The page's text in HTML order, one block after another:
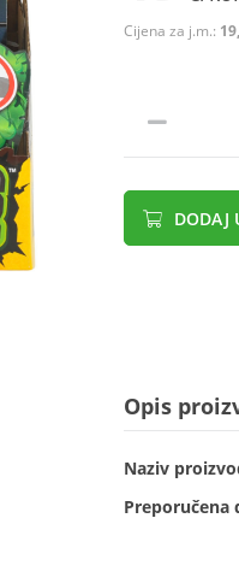
Cijena za j.m.:
DODAJ
Opis
Naziv
Preporučena